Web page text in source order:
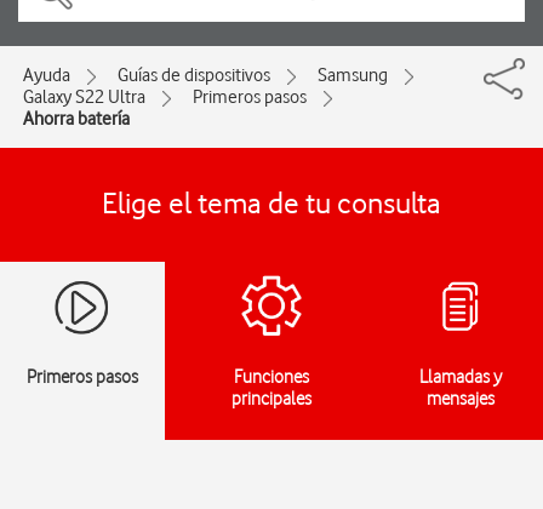
Ayuda Guías de dispositivos
Samsung
Galaxy S22 Ultra
Primeros pasos
Ahorra batería
Elige el tema de tu consulta
Primeros pasos
Funciones
principales
Llamadas y
mensajes